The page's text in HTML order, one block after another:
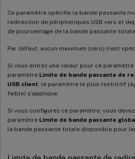
Ce paramètre spécifie la bande passante
redirection de périphériques USB vers et
de pourcentage de la bande passante
Par défaut, aucun maximum (zéro) n’est
Si vous entrez une valeur pour ce
paramètre Limite de bande passante de
USB client , le paramètre le plus restrictif
faible) s’applique.
Si vous configurez ce paramètre, vous
paramètre Limite de bande passante
la bande passante totale disponible pour